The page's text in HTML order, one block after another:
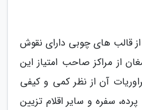
قالب های چوبی دارای نقوش
از مراکز صاحب امتیاز این
آن از نظر کمی و کیفی
سفره و سایر اقلام تزیین